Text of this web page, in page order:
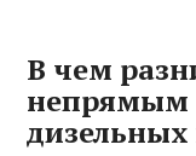
В чем
непрямым